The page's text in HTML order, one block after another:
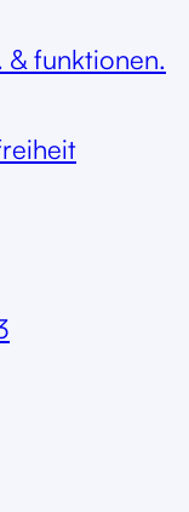
& funktionen.